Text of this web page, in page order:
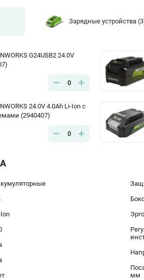
Зарядные устройства
G24USB2 24.0V
0
24.0V 4.0Ah Li-Ion с
(2940407)
0
мм